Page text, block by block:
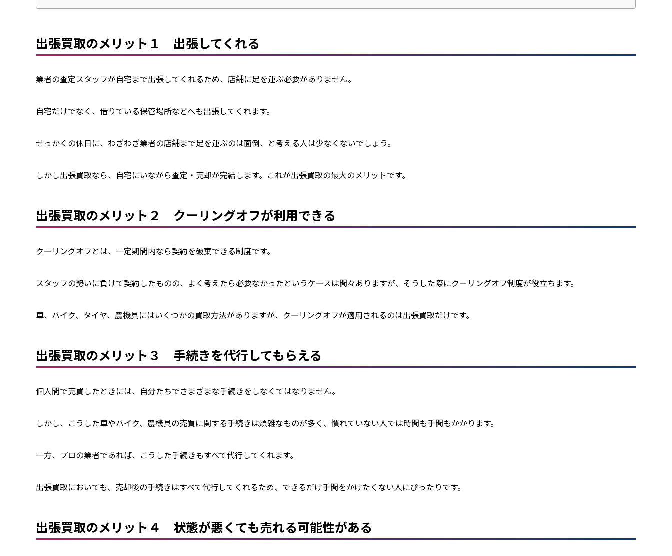
出張買取のメリット１ 出張してくれる
業者の査定スタッフが自宅まで出張してくれるため、店舗に足を運ぶ必要がありません。
自宅だけでなく、借りている保管場所などへも出張してくれます。
せっかくの休日に、わざわざ業者の店舗まで足を運ぶのは面倒、と考える人は少なくないでしょう。
しかし出張買取なら、自宅にいながら査定・売却が完結します。これが出張買取の最大のメリットです。
出張買取のメリット２ クーリングオフが利用できる
クーリングオフとは、一定期間内なら契約を破棄できる制度です。
スタッフの勢いに負けて契約したものの、よく考えたら必要なかったというケースは間々ありますが、そうした際にクーリングオフ制度が役立ちます。
車、バイク、タイヤ、農機具にはいくつかの買取方法がありますが、クーリングオフが適用されるのは出張買取だけです。
出張買取のメリット３ 手続きを代行してもらえる
個人間で売買したときには、自分たちでさまざまな手続きをしなくてはなりません。
しかし、こうした車やバイク、農機具の売買に関する手続きは煩雑なものが多く、慣れていない人では時間も手間もかかります。
一方、プロの業者であれば、こうした手続きもすべて代行してくれます。
出張買取においても、売却後の手続きはすべて代行してくれるため、できるだけ手間をかけたくない人にぴったりです。
出張買取のメリット４ 状態が悪くても売れる可能性がある